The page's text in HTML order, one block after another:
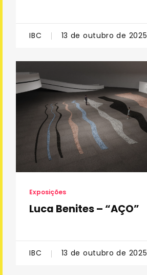
IBC 13 de outubro de 2025
Exposições
Luca Benites – “AÇO”
IBC 13 de outubro de 2025